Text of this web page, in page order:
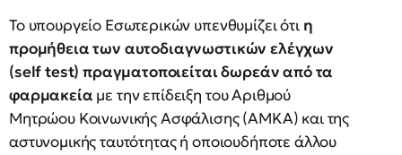
Το υπουργείο Εσωτερικών υπενθυμίζει ότι η
προμήθεια των αυτοδιαγνωστικών ελέγχων
(self test) πραγματοποιείται δωρεάν από τα
φαρμακεία με την επίδειξη του Αριθμού
Μητρώου Κοινωνικής Ασφάλισης (ΑΜΚΑ) και της
αστυνομικής ταυτότητας ή οποιουδήποτε άλλου